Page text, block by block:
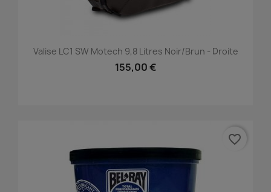
Valise LC1 SW Motech 9,8 Litres Noir/brun - Droite
155,00 €
favorite_border